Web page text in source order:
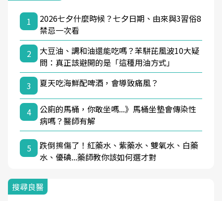
1
2026七夕什麼時候？七夕日期、由來與3習俗8
禁忌一次看
2
大豆油、調和油還能吃嗎？苯駢芘風波10大疑
問：真正該避開的是「這種用油方式」
3
夏天吃海鮮配啤酒，會導致痛風？
4
公廁的馬桶，你敢坐嗎...》馬桶坐墊會傳染性
病嗎？醫師有解
5
跌倒擦傷了！紅藥水、紫藥水、雙氧水、白藥
水、優碘...藥師教你該如何選才對
搜尋良醫